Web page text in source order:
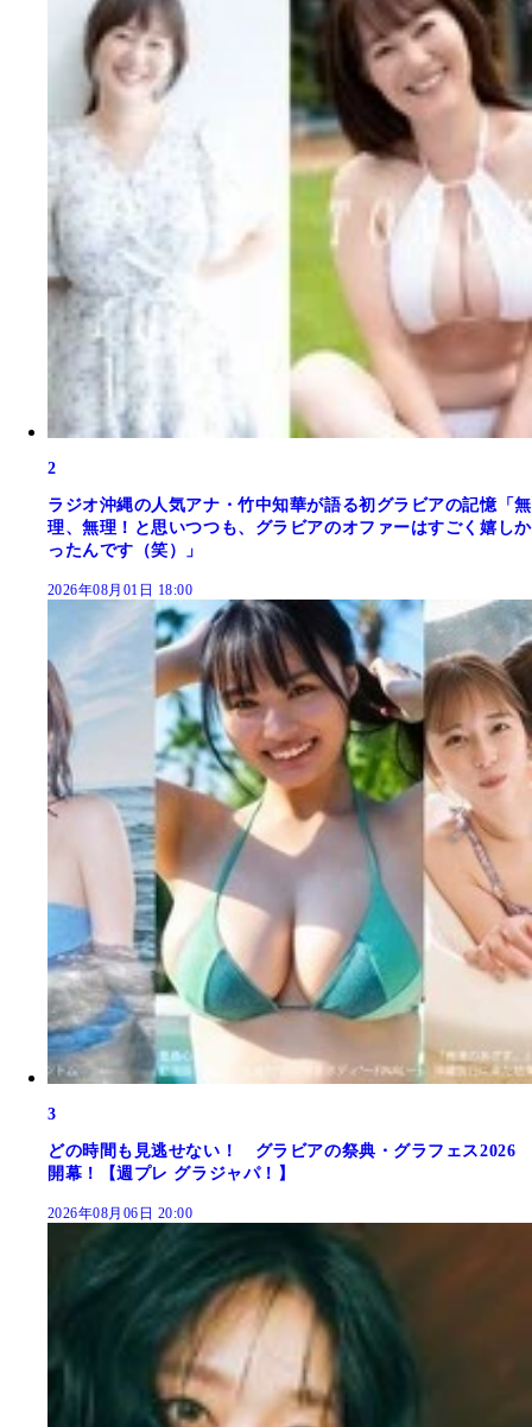
2
ラジオ沖縄の人気アナ・竹中知華が語る初グラビアの記憶「無
理、無理！と思いつつも、グラビアのオファーはすごく嬉しか
ったんです（笑）」
2026年08月01日 18:00
3
どの時間も見逃せない！ グラビアの祭典・グラフェス2026
開幕！【週プレ グラジャパ！】
2026年08月06日 20:00